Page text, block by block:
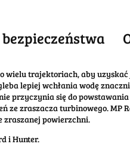
trajektoriach, aby
lepiej wchłania wodę
przyczynia się do
zraszacza turbinowego. MP
zraszanej powierzchni.
i Hunter.